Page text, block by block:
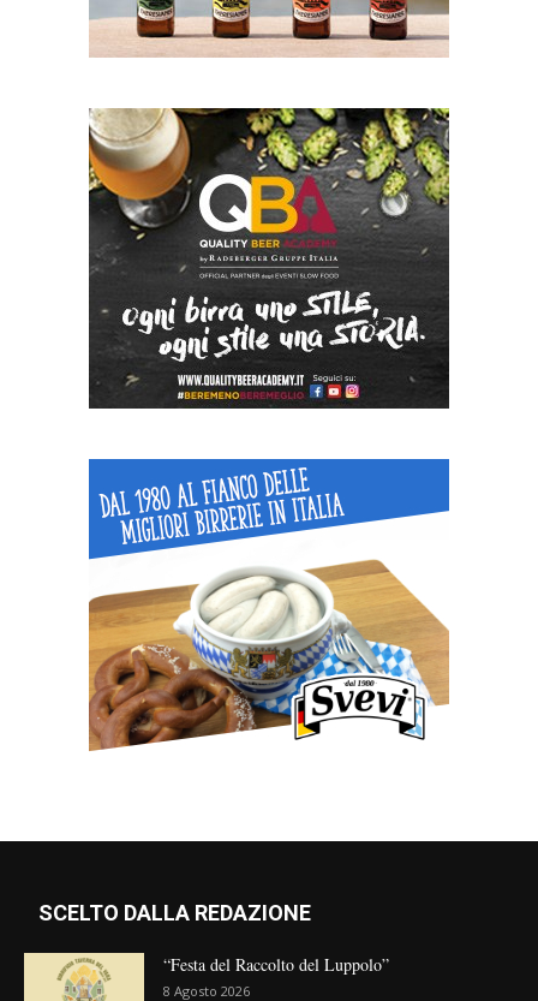
SCELTO DALLA REDAZIONE
“Festa del Raccolto del Luppolo”
8 Agosto 2026